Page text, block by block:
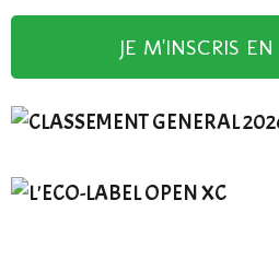
JE M'INSCRIS